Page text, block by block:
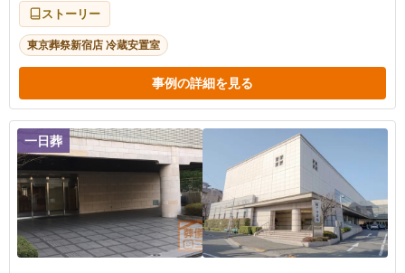
ストーリー
東京葬祭新宿店 冷蔵安置室
事例の詳細を見る
一日葬